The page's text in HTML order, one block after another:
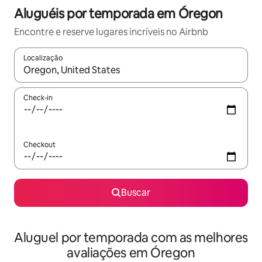
Aluguéis por temporada em Óregon
Encontre e reserve lugares incríveis no Airbnb
Localização
Quando os resultados estiverem disponíveis, explore-os
Check-in
Checkout
Buscar
Aluguel por temporada com as melhores
avaliações em Óregon